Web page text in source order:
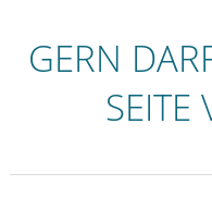
GERN
SEITE